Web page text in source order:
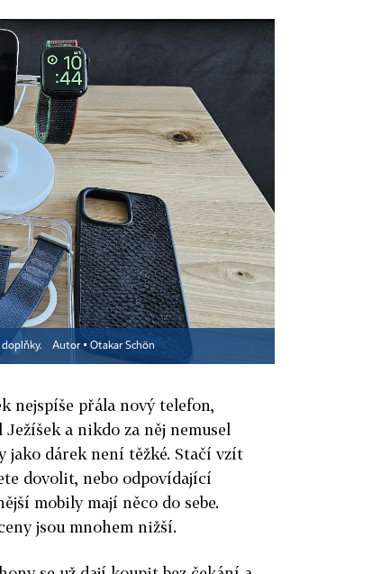
Autor ▪ Otakar Schön
nejspíše přála nový telefon,
a nikdo za něj nemusel
jako dárek není těžké. Stačí vzít
dovolit, nebo odpovídající
mobily mají něco do sebe.
jsou mnohem nižší.